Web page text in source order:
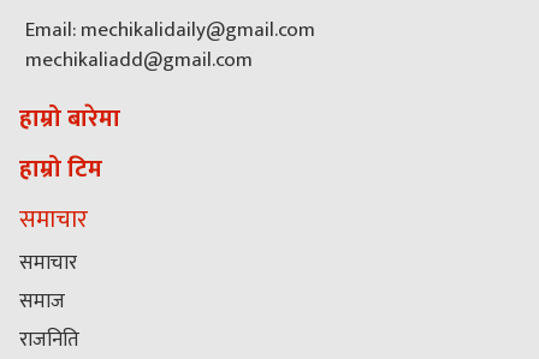
Email: mechikalidaily@gmail.com
mechikaliadd@gmail.com
हाम्रो बारेमा
हाम्रो टिम
समाचार
समाचार
समाज
राजनिति